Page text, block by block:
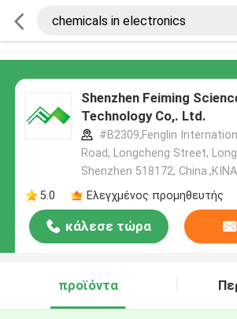
Shenzhen Feiming
Technology Co,. Ltd.
#B2309,Fenglin
Road, Longcheng Street,
Shenzhen 518172, China.,ΚΙΝΑ
5.0
Ελεγχμένος προμηθευτής
κάλεσε τώρα
προϊόντα